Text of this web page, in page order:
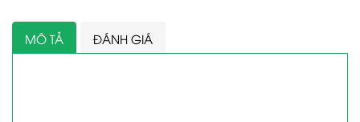
MÔ TẢ ĐÁNH GIÁ